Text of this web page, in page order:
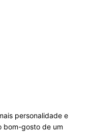
personalidade e
bom-gosto de um